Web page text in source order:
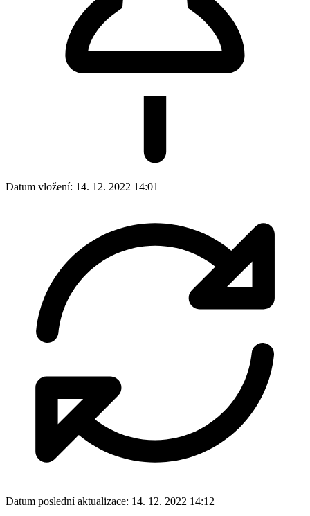
Datum vložení: 14. 12. 2022 14:01
Datum poslední aktualizace: 14. 12. 2022 14:12